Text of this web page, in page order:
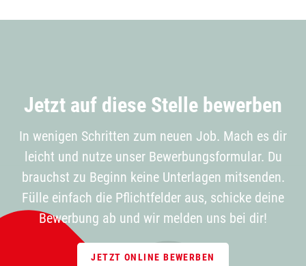
Jetzt auf diese Stelle bewerben
In wenigen Schritten zum neuen Job. Mach es dir
leicht und nutze unser Bewerbungsformular. Du
brauchst zu Beginn keine Unterlagen mitsenden.
Fülle einfach die Pflichtfelder aus, schicke deine
Bewerbung ab und wir melden uns bei dir!
JETZT ONLINE BEWERBEN